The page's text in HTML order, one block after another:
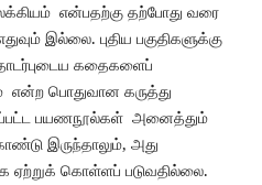
என்பதற்கு தற்போது வரை
இல்லை. புதிய பகுதிகளுக்கு
கதைகளைப்
பொதுவான கருத்து
பயணநூல்கள் அனைத்தும்
இருந்தாலும், அது
ஏற்றுக் கொள்ளப் படுவதில்லை.